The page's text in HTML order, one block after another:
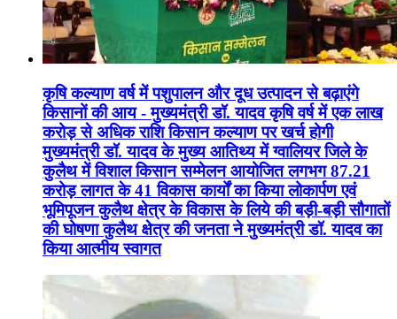
कृषि कल्याण वर्ष में पशुपालन और दूध उत्पादन से बढ़ाएंगे
किसानों की आय - मुख्यमंत्री डॉ. यादव कृषि वर्ष में एक लाख
करोड़ से अधिक राशि किसान कल्याण पर खर्च होगी
मुख्यमंत्री डॉ. यादव के मुख्य आतिथ्य में ग्वालियर जिले के
कुलैथ में विशाल किसान सम्मेलन आयोजित लगभग 87.21
करोड़ लागत के 41 विकास कार्यों का किया लोकार्पण एवं
भूमिपूजन कुलैथ क्षेत्र के विकास के लिये की बड़ी-बड़ी सौगातों
की घोषणा कुलैथ क्षेत्र की जनता ने मुख्यमंत्री डॉ. यादव का
किया आत्मीय स्वागत